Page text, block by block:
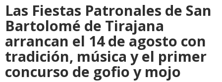
Las Fiestas Patronales de San
Bartolomé de Tirajana
arrancan el 14 de agosto con
tradición, música y el primer
concurso de gofio y mojo